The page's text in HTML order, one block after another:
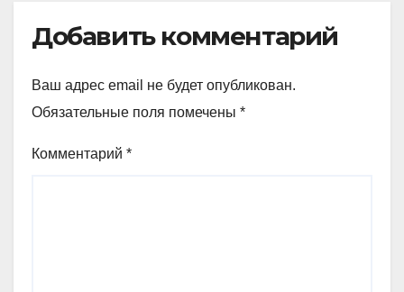
Добавить комментарий
Ваш адрес email не будет опубликован.
Обязательные поля помечены *
Комментарий *